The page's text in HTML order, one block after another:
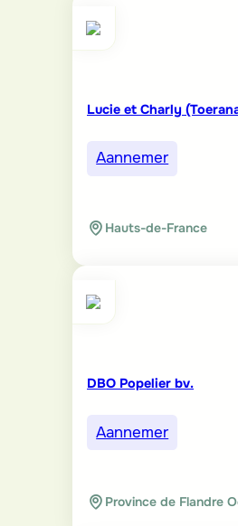
Lucie et Charly
Aannemer
Hauts-de-France
DBO Popelier bv.
Aannemer
Province de Flandre